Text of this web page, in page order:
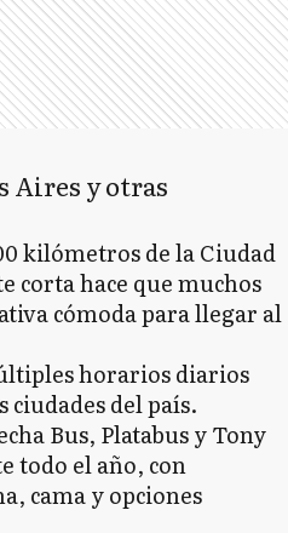
Aires y otras
kilómetros de la Ciudad
corta hace que muchos
cómoda para llegar al
horarios diarios
ciudades del país.
Bus, Platabus y Tony
todo el año, con
cama y opciones